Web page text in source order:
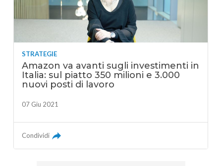
STRATEGIE
Amazon va avanti sugli investimenti in
Italia: sul piatto 350 milioni e 3.000
nuovi posti di lavoro
07 Giu 2021
Condividi